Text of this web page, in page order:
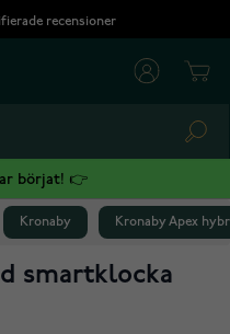
recensioner
börjat! 👉
Kronaby Kronaby Apex
smartklocka